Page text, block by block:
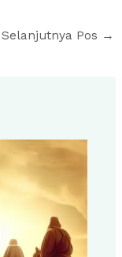
Selanjutnya Pos →